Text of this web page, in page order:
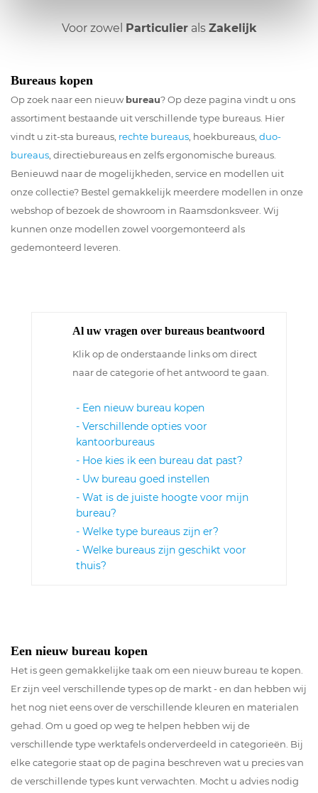
Voor zowel Particulierals Zakelijk
Bureaus kopen
Op zoek naar een nieuw bureau? Op deze pagina vindt u ons
assortiment bestaande uit verschillende type bureaus. Hier
vindt u zit-sta bureaus, rechte bureaus, hoekbureaus, duo-
bureaus, directiebureaus en zelfs ergonomische bureaus.
Benieuwd naar de mogelijkheden, service en modellen uit
onze collectie? Bestel gemakkelijk meerdere modellen in onze
webshop of bezoek de showroom in Raamsdonksveer. Wij
kunnen onze modellen zowel voorgemonteerd als
gedemonteerd leveren.
Al uw vragen over bureaus beantwoord
Klik op de onderstaande links om direct
naar de categorie of het antwoord te gaan.
- Een nieuw bureau kopen
- Verschillende opties voor
kantoorbureaus
- Hoe kies ik een bureau dat past?
- Uw bureau goed instellen
- Wat is de juiste hoogte voor mijn
bureau?
- Welke type bureaus zijn er?
- Welke bureaus zijn geschikt voor
thuis?
Een nieuw bureau kopen
Het is geen gemakkelijke taak om een nieuw bureau te kopen.
Er zijn veel verschillende types op de markt - en dan hebben wij
het nog niet eens over de verschillende kleuren en materialen
gehad. Om u goed op weg te helpen hebben wij de
verschillende type werktafels onderverdeeld in categorieën. Bij
elke categorie staat op de pagina beschreven wat u precies van
de verschillende types kunt verwachten. Mocht u advies nodig